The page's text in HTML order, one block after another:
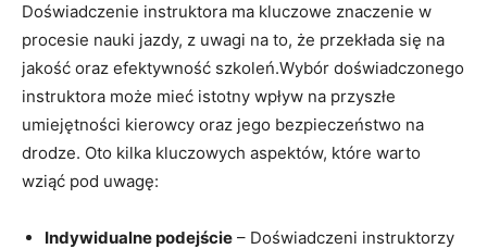
Doświadczenie ⁤instruktora ma kluczowe znaczenie⁣ w
‍procesie nauki⁣ jazdy, ​z uwagi na ‍to,​ że przekłada się na
jakość oraz efektywność szkoleń.Wybór doświadczonego
instruktora może ​mieć istotny wpływ​ na przyszłe⁣
umiejętności kierowcy oraz jego ⁣bezpieczeństwo⁤ na ​
drodze. Oto kilka kluczowych⁢ aspektów,‍ które warto​
wziąć⁢ pod uwagę:
Indywidualne podejście –​ Doświadczeni instruktorzy